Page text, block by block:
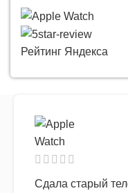
Рейтинг Яндекса
Сдала старый